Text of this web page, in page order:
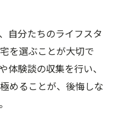
自分たちのライフスタ
を選ぶことが大切で
体験談の収集を行い、
めることが、後悔しな